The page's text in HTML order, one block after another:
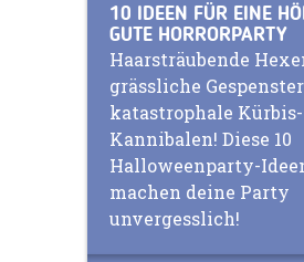
10 IDEEN FÜR EINE
GUTE HORRORPARTY
Haarsträubende
grässliche
katastrophale Kürbis-
Kannibalen! Diese 10
Halloweenparty-
machen deine Party
unvergesslich!